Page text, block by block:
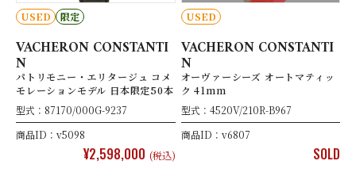
USED 限定
VACHERON CONSTANTI
N
パトリモニー・エリタージュ コメ
モレーションモデル 日本限定50本
型式：87170/000G-9237
商品ID：v5098
¥2,598,000 (税込)
USED
VACHERON CONSTANTI
N
オーヴァーシーズ オートマティッ
ク 41mm
型式：4520V/210R-B967
商品ID：v6807
SOLD